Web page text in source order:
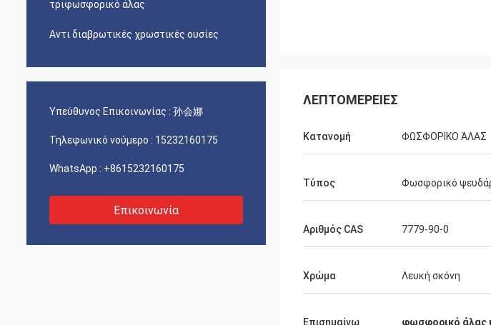
τριφωσφορικό άλας
Αντι διαβρωτικές χρωστικές ουσίες
Υπεύθυνος Επικοινωνίας : 孙会娜
Τηλεφωνικό νούμερο : 15232160175
WhatsApp : +8615232160175
Επικοινωνία
ΛΕΠΤΟΜΈΡΕΙΕΣ
Κατανομή ΦΩΣΦΟΡΙΚΟ ΆΛΑΣ
Τύπος Φωσφορικό
Αριθμός CAS 7779-90-0
Χρώμα Λευκή σκόνη
Επισημαίνω φωσφορικό άλας